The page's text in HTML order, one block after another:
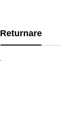
Returnare